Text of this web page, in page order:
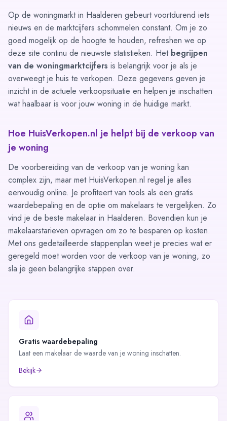
Op de woningmarkt in Haalderen gebeurt voortdurend iets
nieuws en de marktcijfers schommelen constant. Om je zo
goed mogelijk op de hoogte te houden, refreshen we op
deze site continu de nieuwste statistieken. Het begrijpen
van de woningmarktcijfers is belangrijk voor je als je
overweegt je huis te verkopen. Deze gegevens geven je
inzicht in de actuele verkoopsituatie en helpen je inschatten
wat haalbaar is voor jouw woning in de huidige markt.
Hoe HuisVerkopen.nl je helpt bij de verkoop van
je woning
De voorbereiding van de verkoop van je woning kan
complex zijn, maar met HuisVerkopen.nl regel je alles
eenvoudig online. Je profiteert van tools als een gratis
waardebepaling en de optie om makelaars te vergelijken. Zo
vind je de beste makelaar in Haalderen. Bovendien kun je
makelaarstarieven opvragen om zo te besparen op kosten.
Met ons gedetailleerde stappenplan weet je precies wat er
geregeld moet worden voor de verkoop van je woning, zo
sla je geen belangrijke stappen over.
Gratis waardebepaling
Laat een makelaar de waarde van je woning inschatten.
Bekijk